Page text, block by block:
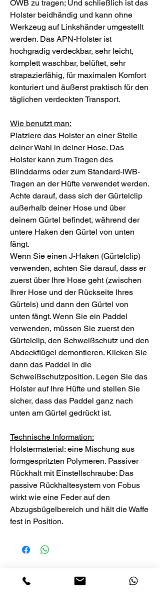
OWB zu tragen; Und schließlich ist das
Holster beidhändig und kann ohne
Werkzeug auf Linkshänder umgestellt
werden. Das APN-Holster ist
hochgradig verdeckbar, sehr leicht,
komplett waschbar, belüftet, sehr
strapazierfähig, für maximalen Komfort
konturiert und äußerst praktisch für den
täglichen verdeckten Transport.
Wie benutzt man:
Platziere das Holster an einer Stelle
deiner Wahl in deiner Hose. Das
Holster kann zum Tragen des
Blinddarms oder zum Standard-IWB-
Tragen an der Hüfte verwendet werden.
Achte darauf, dass sich der Gürtelclip
außerhalb deiner Hose und über
deinem Gürtel befindet, während der
untere Haken den Gürtel von unten
fängt.
Wenn Sie einen J-Haken (Gürtelclip)
verwenden, achten Sie darauf, dass er
zuerst über Ihre Hose geht (zwischen
Ihrer Hose und der Rückseite Ihres
Gürtels) und dann den Gürtel von
unten fängt. Wenn Sie ein Paddel
verwenden, müssen Sie zuerst den
Gürtelclip, den Schweißschutz und den
Abdeckflügel demontieren. Klicken Sie
dann das Paddel in die
Schweißschutzposition. Legen Sie das
Holster auf Ihre Hüfte und stellen Sie
sicher, dass das Paddel ganz nach
unten am Gürtel gedrückt ist.
Technische Information:
Holstermaterial: eine Mischung aus
formgespritzten Polymeren. Passiver
Rückhalt mit Einstellschraube: Das
passive Rückhaltesystem von Fobus
wirkt wie eine Feder auf den
Abzugsbügelbereich und hält die Waffe
fest in Position.
Jetzt die erste Bewertung abgeben.